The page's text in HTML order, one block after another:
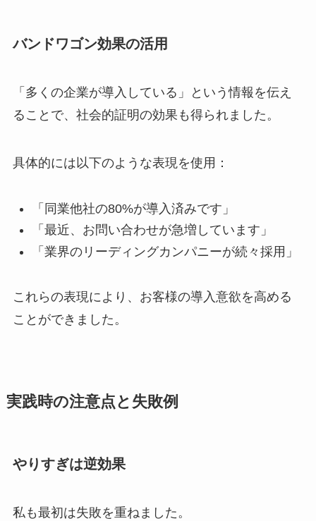
バンドワゴン効果の活用
「多くの企業が導入している」という情報を伝え
ることで、社会的証明の効果も得られました。
具体的には以下のような表現を使用：
「同業他社の80%が導入済みです」
「最近、お問い合わせが急増しています」
「業界のリーディングカンパニーが続々採用」
これらの表現により、お客様の導入意欲を高める
ことができました。
実践時の注意点と失敗例
やりすぎは逆効果
私も最初は失敗を重ねました。